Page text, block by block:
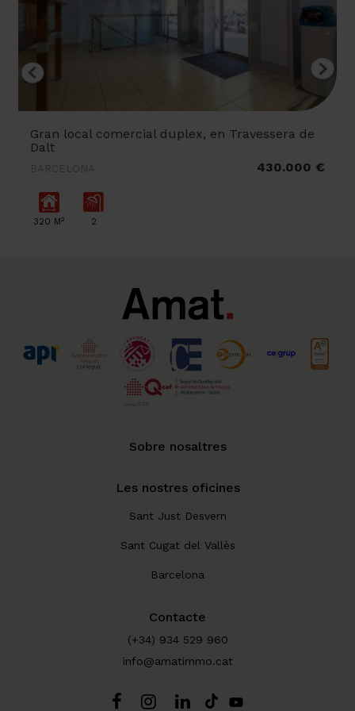
Gran local comercial duplex, en Travessera de
Dalt
BARCELONA 430.000 €
320 M 2 2
Sobre nosaltres
Les nostres oficines
Sant Just Desvern
Sant Cugat del Vallès
Barcelona
Contacte
(+34) 934 529 960
info@amatimmo.cat